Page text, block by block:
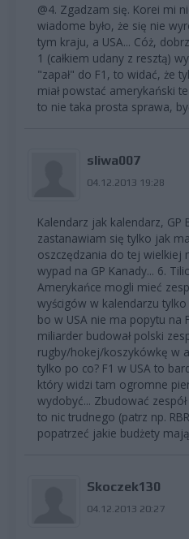
@4. Zgadzam się. Korei mi
wiadome było, że się nie
tym kraju, a USA... Cóż,
1 (całkiem udany z resztą)
"zapał" do F1, to widać, że
miał powstać amerykański
to nie taka prosta sprawa,
sliwa007
04.12.2013 19:28
Kalendarz jak kalendarz, GP
zastanawiam się tylko jak
oszczędzania do tej wielkiej
wypad na GP Kanady... 6.
Amerykańce mogli mieć
wyścigów w kalendarzu
bo w USA nie ma popytu na
miliarder budował polski
rugby/hokej/koszykówkę w
tylko po co? F1 w USA to
który widzi tam ogromne
wydobyć... Zbudować
to nic trudnego (patrz np.
popatrzeć jakie budżety
Skoczek130
04.12.2013 20:27